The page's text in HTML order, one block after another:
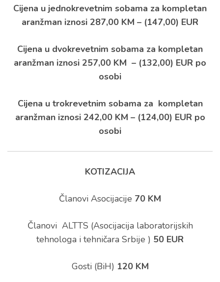
Cijena u jednokrevetnim sobama za kompletan
aranžman iznosi 287,00 KM – (147,00) EUR
Cijena u dvokrevetnim sobama za kompletan
aranžman iznosi 257,00 KM – (132,00) EUR po
osobi
Cijena u trokrevetnim sobama za kompletan
aranžman iznosi 242,00 KM – (124,00) EUR po
osobi
KOTIZACIJA
Članovi Asocijacije 70 KM
Članovi ALTTS (Asocijacija laboratorijskih
tehnologa i tehničara Srbije ) 50 EUR
Gosti (BiH) 120 KM